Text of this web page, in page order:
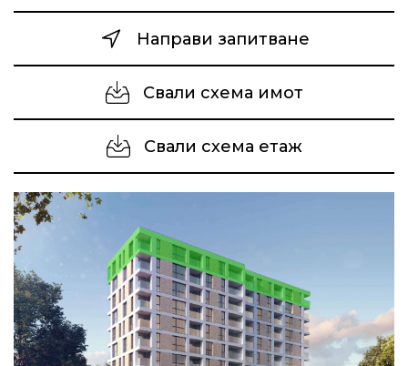
Направи запитване
Свали схема имот
Свали схема етаж